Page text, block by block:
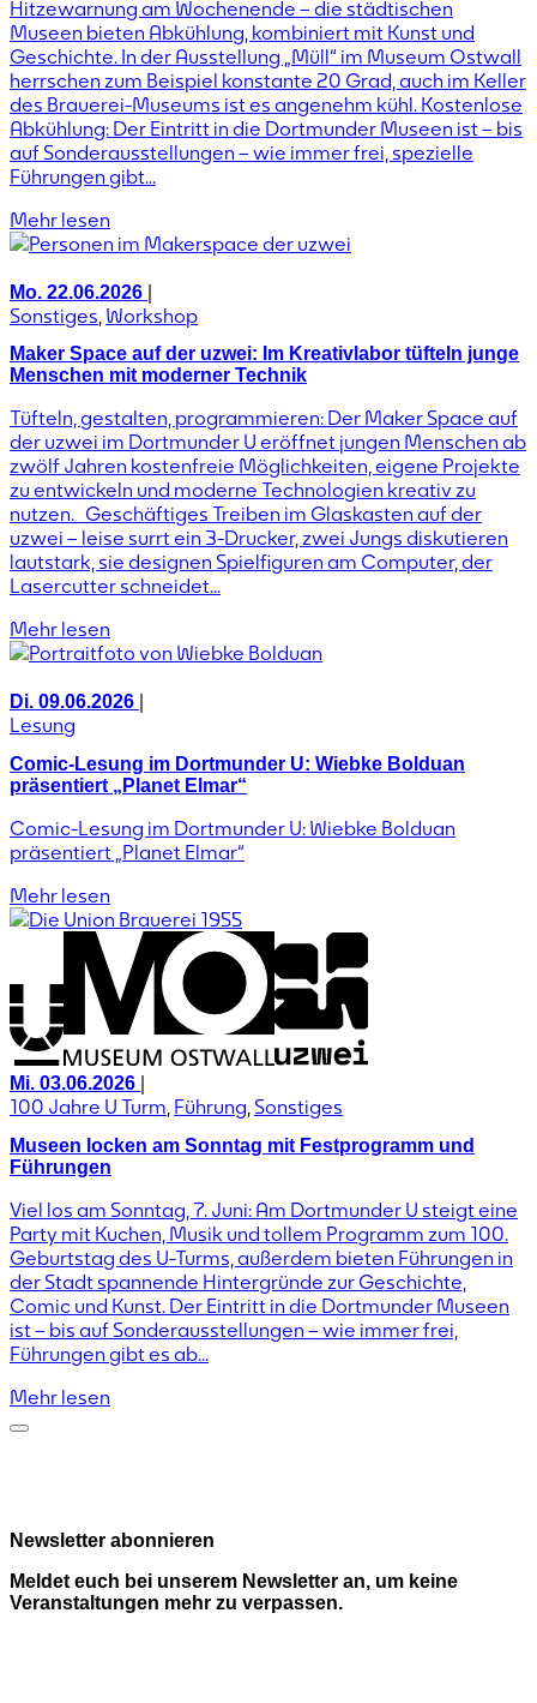
Hitzewarnung am Wochenende – die städtischen
Museen bieten Abkühlung, kombiniert mit Kunst und
Geschichte. In der Ausstellung „Müll“ im Museum Ostwall
herrschen zum Beispiel konstante 20 Grad, auch im Keller
des Brauerei-Museums ist es angenehm kühl. Kostenlose
Abkühlung: Der Eintritt in die Dortmunder Museen ist – bis
auf Sonderausstellungen – wie immer frei, spezielle
Führungen gibt...
Mehr lesen
Mo. 22.06.2026 |
Sonstiges, Workshop
Maker Space auf der uzwei: Im Kreativlabor tüfteln junge
Menschen mit moderner Technik
Tüfteln, gestalten, programmieren: Der Maker Space auf
der uzwei im Dortmunder U eröffnet jungen Menschen ab
zwölf Jahren kostenfreie Möglichkeiten, eigene Projekte
zu entwickeln und moderne Technologien kreativ zu
nutzen. Geschäftiges Treiben im Glaskasten auf der
uzwei – leise surrt ein 3-Drucker, zwei Jungs diskutieren
lautstark, sie designen Spielfiguren am Computer, der
Lasercutter schneidet...
Mehr lesen
Di. 09.06.2026 |
Lesung
Comic-Lesung im Dortmunder U: Wiebke Bolduan
präsentiert „Planet Elmar“
Comic-Lesung im Dortmunder U: Wiebke Bolduan
präsentiert „Planet Elmar“
Mehr lesen
Mi. 03.06.2026 |
100 Jahre U Turm, Führung, Sonstiges
Museen locken am Sonntag mit Festprogramm und
Führungen
Viel los am Sonntag, 7. Juni: Am Dortmunder U steigt eine
Party mit Kuchen, Musik und tollem Programm zum 100.
Geburtstag des U-Turms, außerdem bieten Führungen in
der Stadt spannende Hintergründe zur Geschichte,
Comic und Kunst. Der Eintritt in die Dortmunder Museen
ist – bis auf Sonderausstellungen – wie immer frei,
Führungen gibt es ab...
Mehr lesen
Newsletter abonnieren
Meldet euch bei unserem Newsletter an, um keine
Veranstaltungen mehr zu verpassen.